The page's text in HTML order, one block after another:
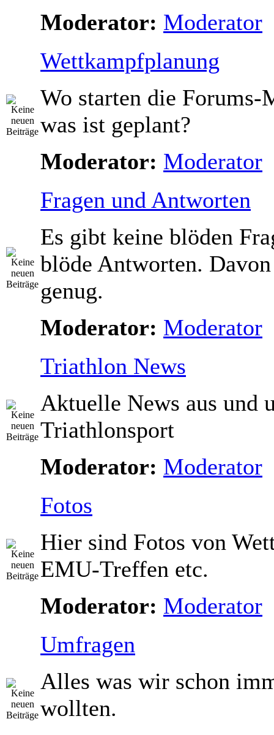
Moderator: Moderator
Wettkampfplanung
Wo starten die
was ist geplant?
Moderator: Moderator
Fragen und Antworten
Es gibt keine blöden
blöde Antworten.
genug.
Moderator: Moderator
Triathlon News
Aktuelle News aus und
Triathlonsport
Moderator: Moderator
Fotos
Hier sind Fotos von
EMU-Treffen etc.
Moderator: Moderator
Umfragen
Alles was wir schon
wollten.